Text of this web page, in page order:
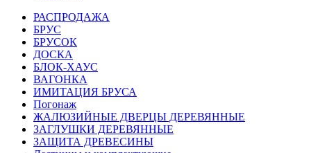
РАСПРОДАЖА
БРУС
БРУСОК
ДОСКА
БЛОК-ХАУС
ВАГОНКА
ИМИТАЦИЯ БРУСА
Погонаж
ЖАЛЮЗИЙНЫЕ ДВЕРЦЫ ДЕРЕВЯННЫЕ
ЗАГЛУШКИ ДЕРЕВЯННЫЕ
ЗАЩИТА ДРЕВЕСИНЫ